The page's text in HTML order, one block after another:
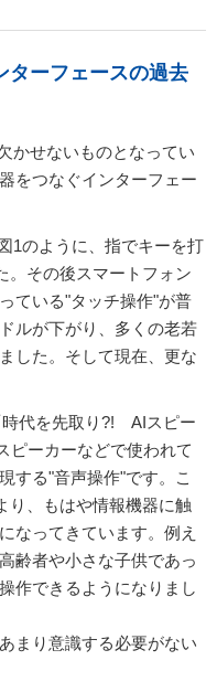
ターフェースの過去
かせないものとなってい
をつなぐインターフェー
1のように、指でキーを打
。その後スマートフォン
ている"タッチ操作"が普
ルが下がり、多くの老若
した。そして現在、更な
時代を先取り?! AIスピー
ピーカーなどで使われて
する"音声操作"です。こ
り、もはや情報機器に触
なってきています。例え
齢者や小さな子供であっ
作できるようになりまし
まり意識する必要がない